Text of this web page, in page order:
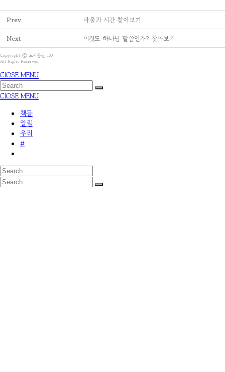
Prev
바울과 시간 찾아보기
Next
이것도 하나님 말씀인가? 찾아보기
Copyright ⓒ 도서출판 100
All Right Reserved.
ClOSE MENU
ClOSE MENU
책들
알림
우리
#